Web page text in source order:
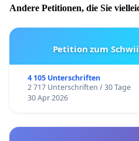
Andere Petitionen, die Sie
Petition zum
4 105 Unterschriften
2 717 Unterschriften / 30 Tage
30 Apr 2026